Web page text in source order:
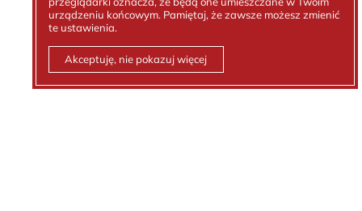
urządzeniu końcowym. Pamiętaj, że zawsze możesz zmienić
te ustawienia.
Akceptuję, nie pokazuj więcej